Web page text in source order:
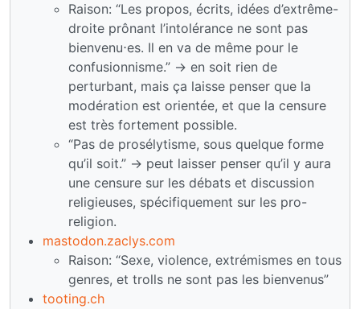
Raison: “Les propos, écrits, idées d’extrême-
droite prônant l’intolérance ne sont pas
bienvenu⋅es. Il en va de même pour le
confusionnisme.” -> en soit rien de
perturbant, mais ça laisse penser que la
modération est orientée, et que la censure
est très fortement possible.
“Pas de prosélytisme, sous quelque forme
qu’il soit.” -> peut laisser penser qu’il y aura
une censure sur les débats et discussion
religieuses, spécifiquement sur les pro-
religion.
mastodon.zaclys.com
Raison: “Sexe, violence, extrémismes en tous
genres, et trolls ne sont pas les bienvenus”
tooting.ch